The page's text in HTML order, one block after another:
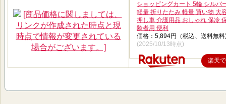
ショッピングカート 5輪 シルバ
軽量 折りたたみ 軽量 買い物 大
押し車 介護用品 おしゃれ 保冷
齢者用 便利
価格：5,894円（税込、送料無料
(2025/10/13時点)
楽天